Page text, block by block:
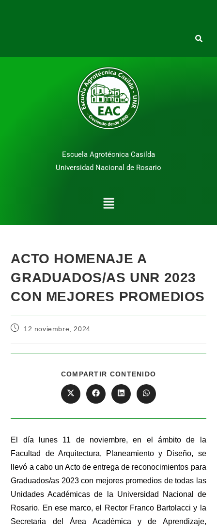
Escuela Agrotécnica Casilda
Universidad Nacional de Rosario
ACTO HOMENAJE A
GRADUADOS/AS UNR 2023
CON MEJORES PROMEDIOS
12 noviembre, 2024
COMPARTIR CONTENIDO
El día lunes 11 de noviembre, en el ámbito de la
Facultad de Arquitectura, Planeamiento y Diseño, se
llevó a cabo un Acto de entrega de reconocimientos para
Graduados/as 2023 con mejores promedios de todas las
Unidades Académicas de la Universidad Nacional de
Rosario. En ese marco, el Rector Franco Bartolacci y la
Secretaria del Área Académica y de Aprendizaje,